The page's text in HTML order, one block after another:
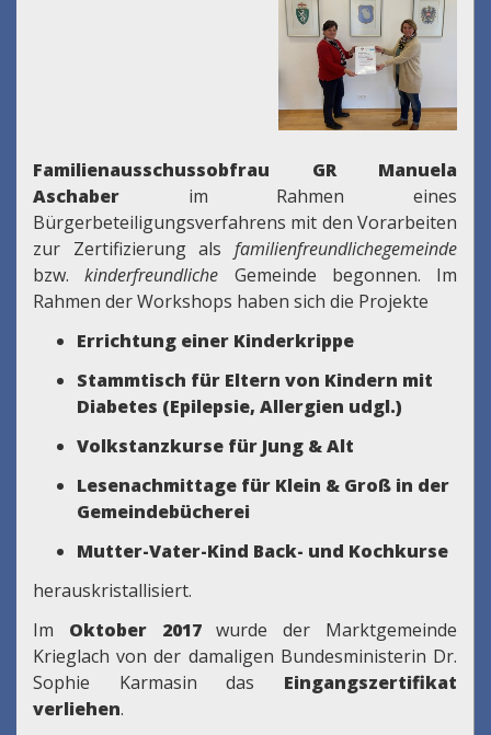
Familienausschussobfrau GR Manuela
Aschaber im Rahmen eines
Bürgerbeteiligungsverfahrens mit den Vorarbeiten
zur Zertifizierung als familienfreundlichegemeinde
bzw.kinderfreundliche Gemeinde begonnen. Im
Rahmen der Workshops haben sich die Projekte
Errichtung einer Kinderkrippe
Stammtisch für Eltern von Kindern mit
Diabetes (Epilepsie, Allergien udgl.)
Volkstanzkurse für Jung & Alt
Lesenachmittage für Klein & Groß in der
Gemeindebücherei
Mutter-Vater-Kind Back- und Kochkurse
herauskristallisiert.
Im Oktober 2017wurde der Marktgemeinde
Krieglach von der damaligen Bundesministerin Dr.
Sophie Karmasin das Eingangszertifikat
verliehen.